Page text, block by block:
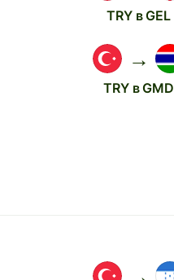
TRY в GEL
→
TRY в GMD